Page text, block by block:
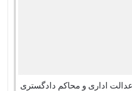
اداری و محاکم دادگستری